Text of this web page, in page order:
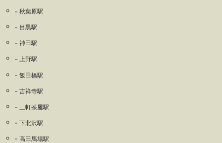
秋葉原駅
目黒駅
神田駅
上野駅
飯田橋駅
吉祥寺駅
三軒茶屋駅
下北沢駅
高田馬場駅